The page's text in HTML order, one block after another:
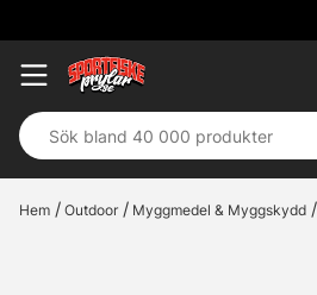
Hem Outdoor Myggmedel & Myggskydd